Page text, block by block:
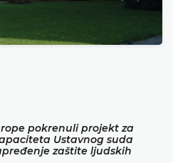
pokrenuli projekt za
Ustavnog suda
zaštite ljudskih